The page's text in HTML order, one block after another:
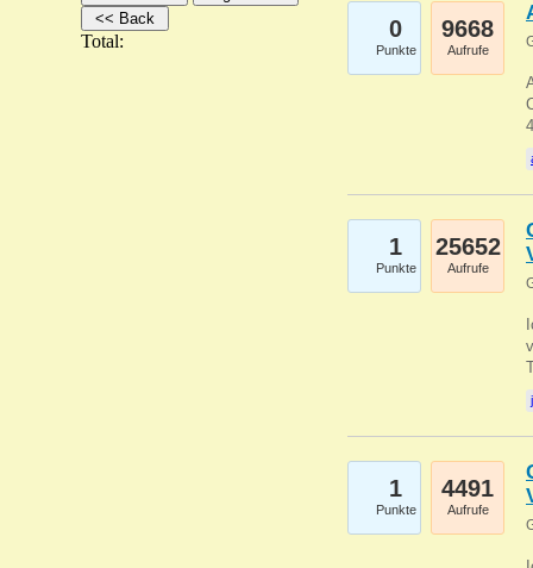
Total: 0
Punkte
9668
Aufrufe
1
Punkte
25652
Aufrufe
1
Punkte
4491
Aufrufe